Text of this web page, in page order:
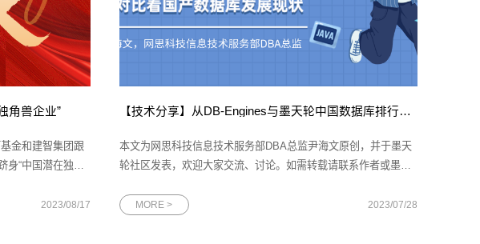
角兽企业”
金和建智集团跟
“中国潜在独角
一轮融资的投后估
2023/08/17
【技术分享】从DB-Engines与墨天轮中国数据库排行榜对比看国产数据库发展现状
本文为网思科技信息技术服务部DBA总监尹海文原创，并于墨天
轮社区发表，欢迎大家交流、讨论。如需转载请联系作者或墨天
DBA，最方便的方法之一就是通过各类排行榜。在这方面，国际
MORE > 2023/07/28